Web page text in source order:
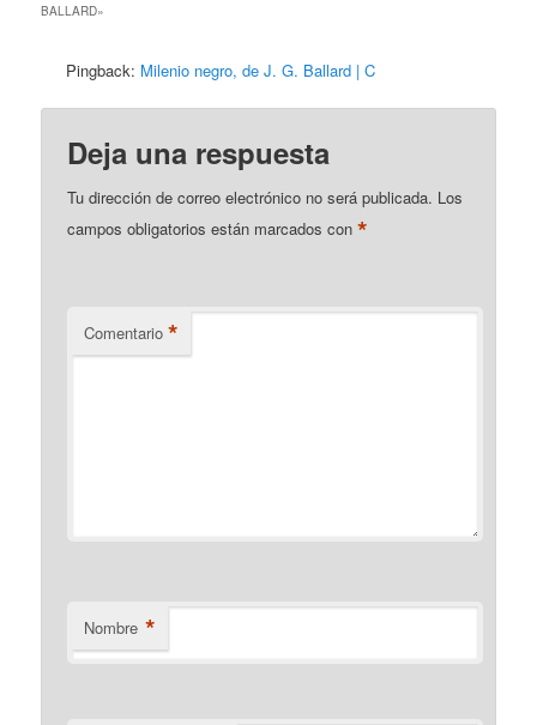
BALLARD»
Pingback: Milenio negro, de J. G. Ballard | C
Deja una respuesta
Tu dirección de correo electrónico no será publicada. Los
campos obligatorios están marcados con*
Comentario *
Nombre *